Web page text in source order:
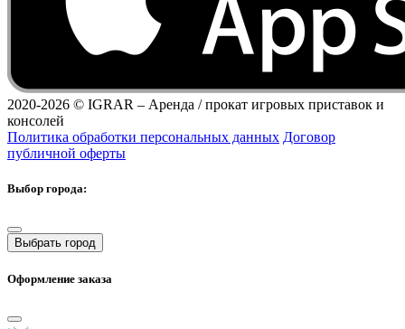
2020-2026 © IGRAR – Аренда / прокат игровых приставок и
консолей
Политика обработки персональных данных Договор
публичной оферты
Выбор города:
Выбрать город
Оформление заказа